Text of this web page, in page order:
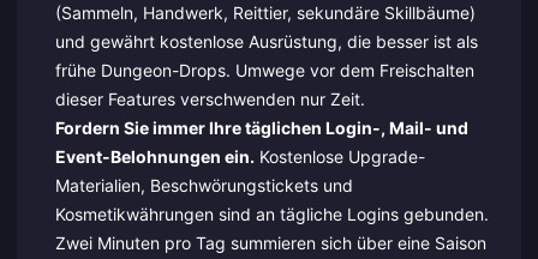
(Sammeln, Handwerk, Reittier, sekundäre Skillbäume)
und gewährt kostenlose Ausrüstung, die besser ist als
frühe Dungeon-Drops. Umwege vor dem Freischalten
dieser Features verschwenden nur Zeit.
Fordern Sie immer Ihre täglichen Login-, Mail- und
Event-Belohnungen ein. Kostenlose Upgrade-
Materialien, Beschwörungstickets und
Kosmetikwährungen sind an tägliche Logins gebunden.
Zwei Minuten pro Tag summieren sich über eine Saison